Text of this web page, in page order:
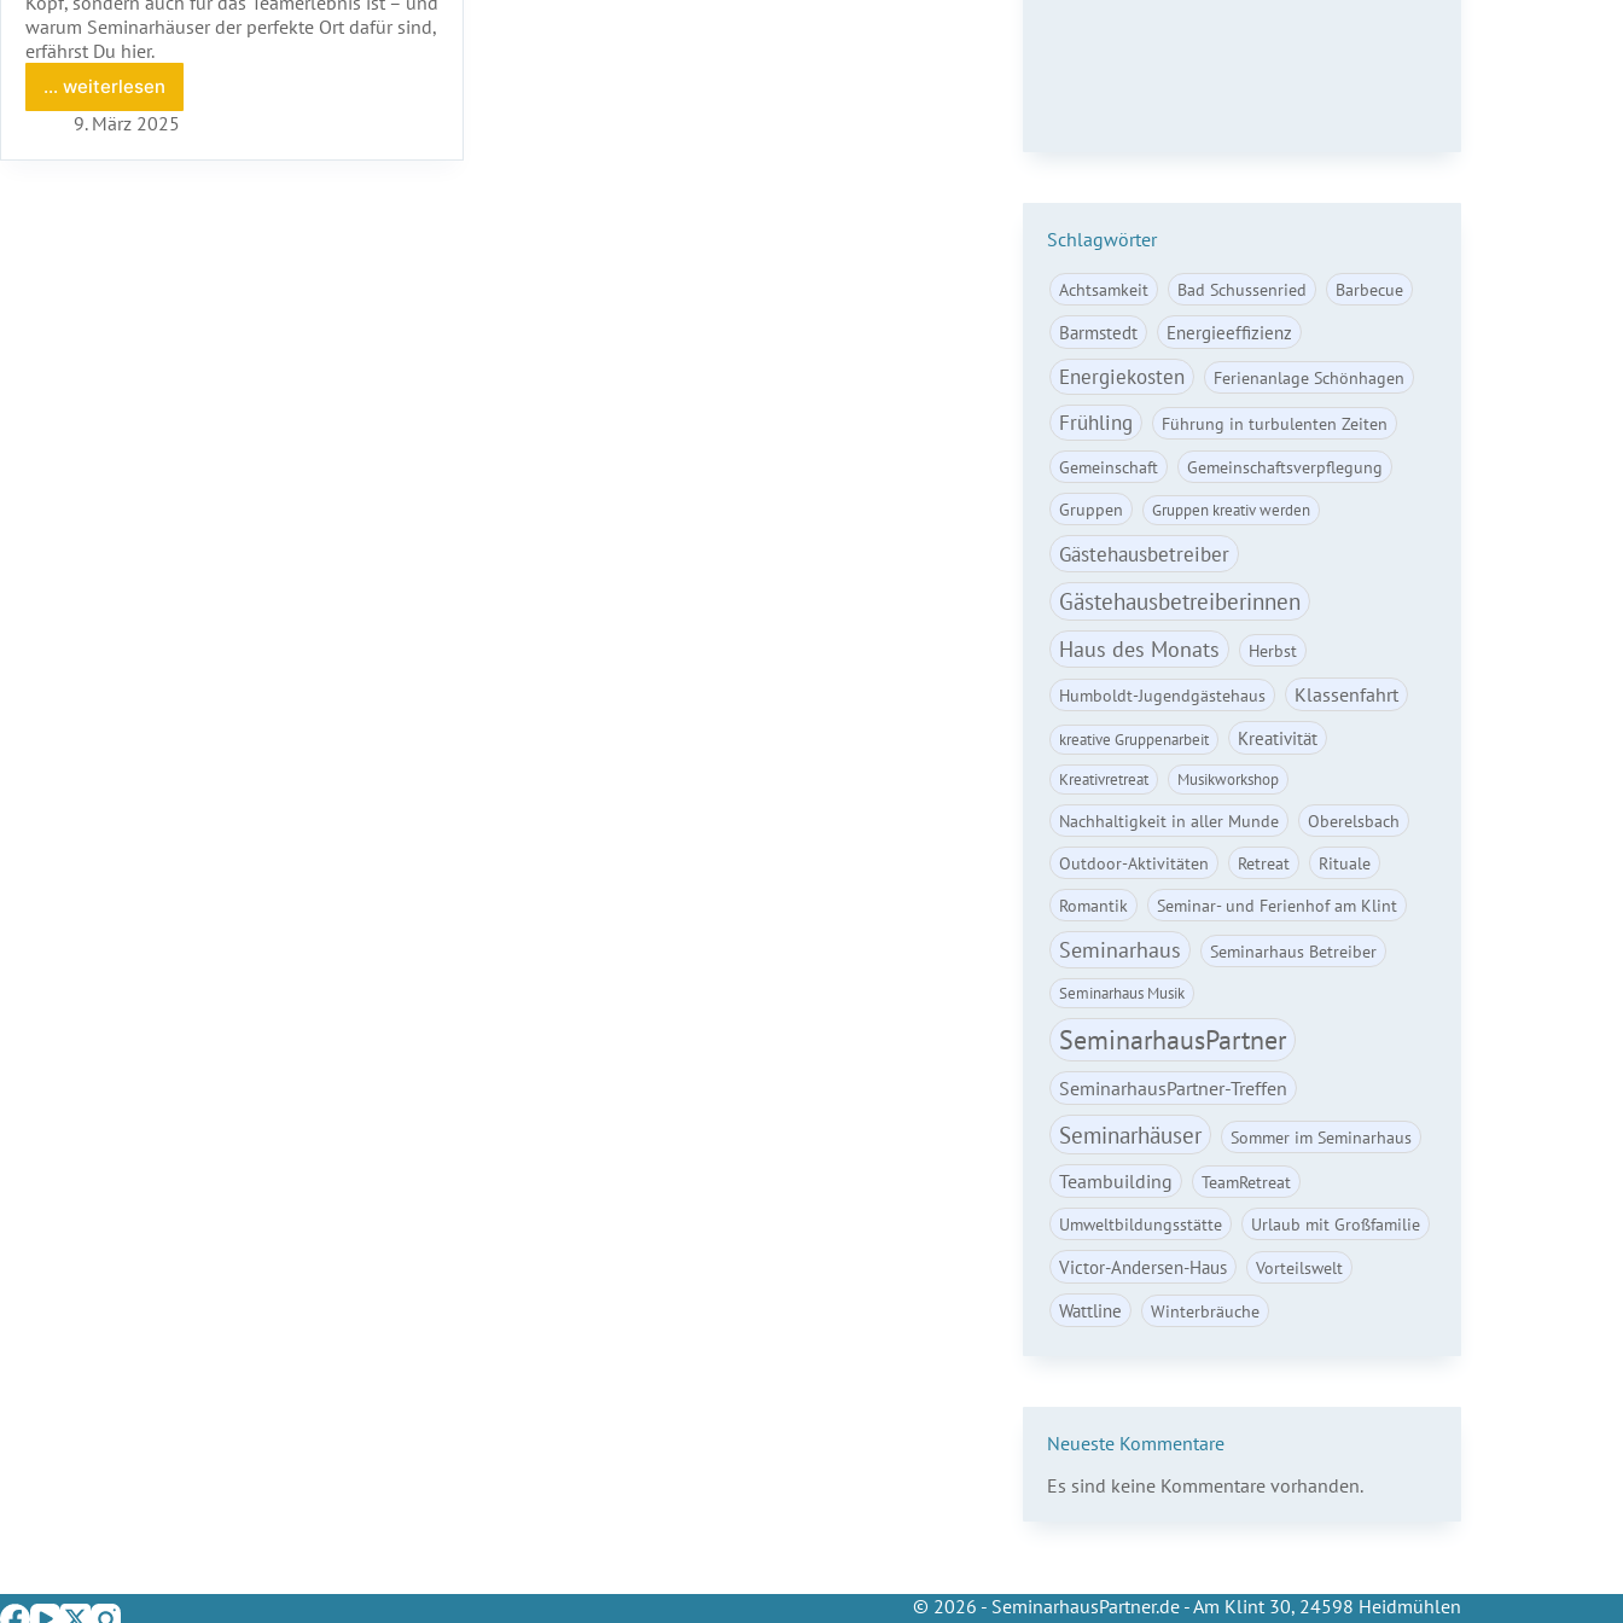
warum Seminarhäuser der perfekte Ort dafür sind,
erfährst Du hier.
... weiterlesen
Digital
Detox
Seminarhaus:
9. März 2025
Schlagwörter
Achtsamkeit Bad Schussenried Barbecue
Barmstedt Energieeffizienz
Energiekosten Ferienanlage Schönhagen
Frühling
Führung in turbulenten Zeiten
Gemeinschaft
Gemeinschaftsverpflegung
Gruppen
Gruppen kreativ werden
Gästehausbetreiber
Gästehausbetreiberinnen
Haus des Monats
Herbst
Humboldt-Jugendgästehaus
Klassenfahrt
kreative Gruppenarbeit Kreativität
Kreativretreat Musikworkshop
Nachhaltigkeit in aller Munde
Oberelsbach
Outdoor-Aktivitäten
Retreat
Rituale
Romantik
Seminar- und Ferienhof am Klint
Seminarhaus Seminarhaus Betreiber
Seminarhaus Musik
SeminarhausPartner
SeminarhausPartner-Treffen
Seminarhäuser Sommer im Seminarhaus
Teambuilding
TeamRetreat
Umweltbildungsstätte
Urlaub mit Großfamilie
Victor-Andersen-Haus Vorteilswelt
Wattline Winterbräuche
Neueste Kommentare
Es sind keine Kommentare vorhanden.
© 2026 - SeminarhausPartner.de - Am Klint 30, 24598 Heidmühlen